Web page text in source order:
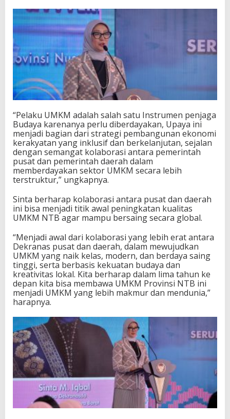
“Pelaku UMKM adalah salah satu Instrumen penjaga
Budaya karenanya perlu diberdayakan, Upaya ini
menjadi bagian dari strategi pembangunan ekonomi
kerakyatan yang inklusif dan berkelanjutan, sejalan
dengan semangat kolaborasi antara pemerintah
pusat dan pemerintah daerah dalam
memberdayakan sektor UMKM secara lebih
terstruktur,” ungkapnya.
Sinta berharap kolaborasi antara pusat dan daerah
ini bisa menjadi titik awal peningkatan kualitas
UMKM NTB agar mampu bersaing secara global.
“Menjadi awal dari kolaborasi yang lebih erat antara
Dekranas pusat dan daerah, dalam mewujudkan
UMKM yang naik kelas, modern, dan berdaya saing
tinggi, serta berbasis kekuatan budaya dan
kreativitas lokal. Kita berharap dalam lima tahun ke
depan kita bisa membawa UMKM Provinsi NTB ini
menjadi UMKM yang lebih makmur dan mendunia,”
harapnya.